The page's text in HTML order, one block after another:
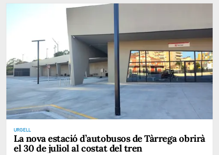
URGELL
La nova estació d’autobusos de Tàrrega obrirà
el 30 de juliol al costat del tren